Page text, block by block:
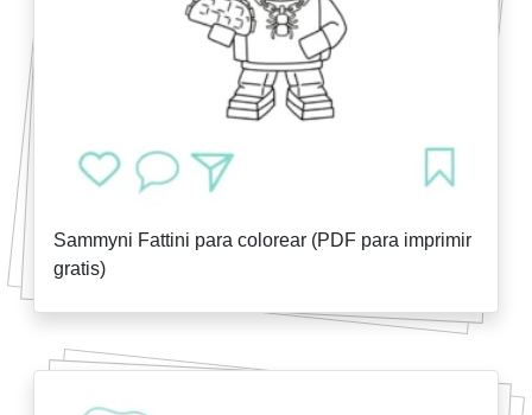
Sammyni Fattini para colorear (PDF para imprimir
gratis)